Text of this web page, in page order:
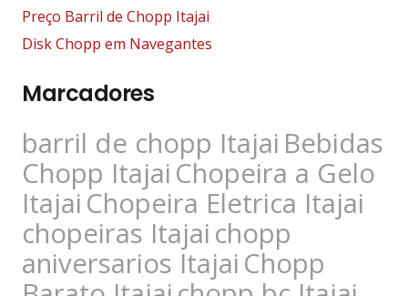
Preço Barril de Chopp Itajai
Disk Chopp em Navegantes
Marcadores
barril de chopp Itajai Bebidas
Chopp Itajai Chopeira a Gelo
Itajai Chopeira Eletrica Itajai
chopeiras Itajai chopp
aniversarios Itajai Chopp